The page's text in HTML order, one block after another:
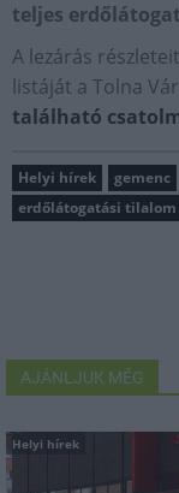
teljes
A lezárás
listáját a Tolna
található
Helyi hírek gemenc
erdőlátogatási tilalom
AJÁNLJUK MÉG
Helyi hírek